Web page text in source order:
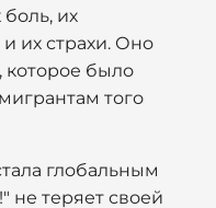
их
их страхи. Оно
которое было
того
глобальным
не теряет своей